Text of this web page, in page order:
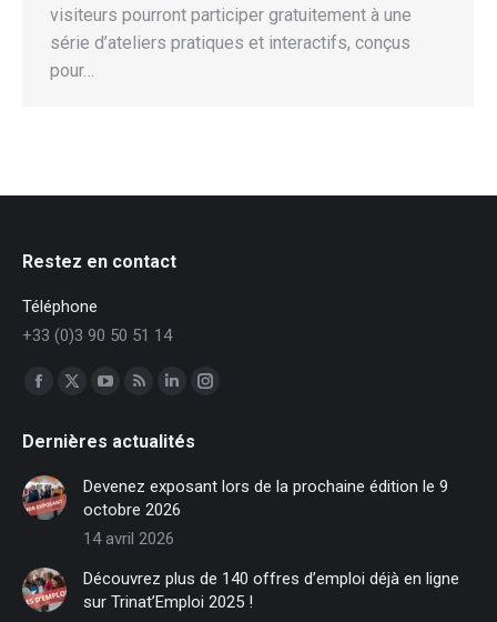
visiteurs pourront participer gratuitement à une
série d’ateliers pratiques et interactifs, conçus
pour…
Restez en contact
Téléphone
+33 (0)3 90 50 51 14
Trouvez nous sur :
Facebook
opens
in
new
window
X
opens
new
window
opens
in
new
window
opens
in
new
window
LinkedIn
opens
in
new
window
Instagram
in
Dernières actualités
Devenez exposant lors de la prochaine édition le 9
octobre 2026
14 avril 2026
Découvrez plus de 140 offres d’emploi déjà en ligne
sur Trinat’Emploi 2025 !